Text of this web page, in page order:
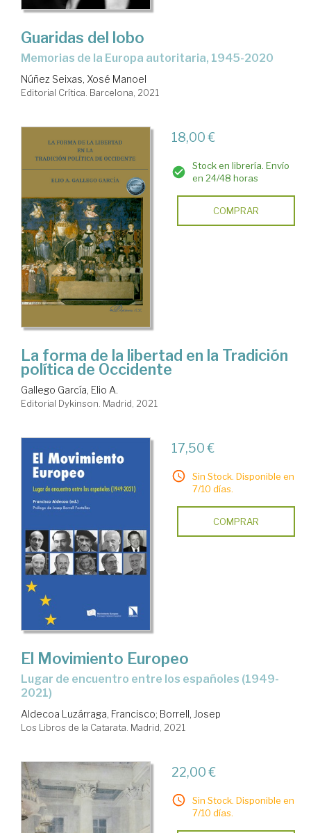
Guaridas del lobo
memorias de la Europa autoritaria, 1945-2020
Núñez Seixas, Xosé Manoel
Editorial Crítica. Barcelona, 2021
18,00 €
Stock en librería. Envío
en 24/48 horas
COMPRAR
La forma de la libertad en la Tradición
política de Occidente
Gallego García, Elio A.
Editorial Dykinson. Madrid, 2021
17,50 €
Sin Stock. Disponible en
7/10 días.
COMPRAR
El Movimiento Europeo
lugar de encuentro entre los españoles (1949-
2021)
Aldecoa Luzárraga, Francisco; Borrell, Josep
Los Libros de la Catarata. Madrid, 2021
22,00 €
Sin Stock. Disponible en
7/10 días.